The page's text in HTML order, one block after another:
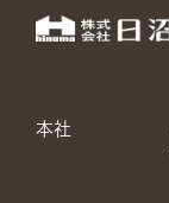
本社